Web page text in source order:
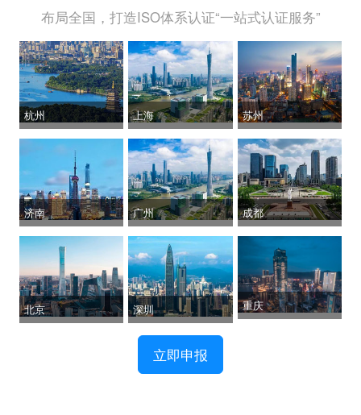
布局全国，打造ISO体系认证“一站式认证服务”
杭州
济南
北京
上海
广州
深圳
苏州
成都
重庆
立即申报